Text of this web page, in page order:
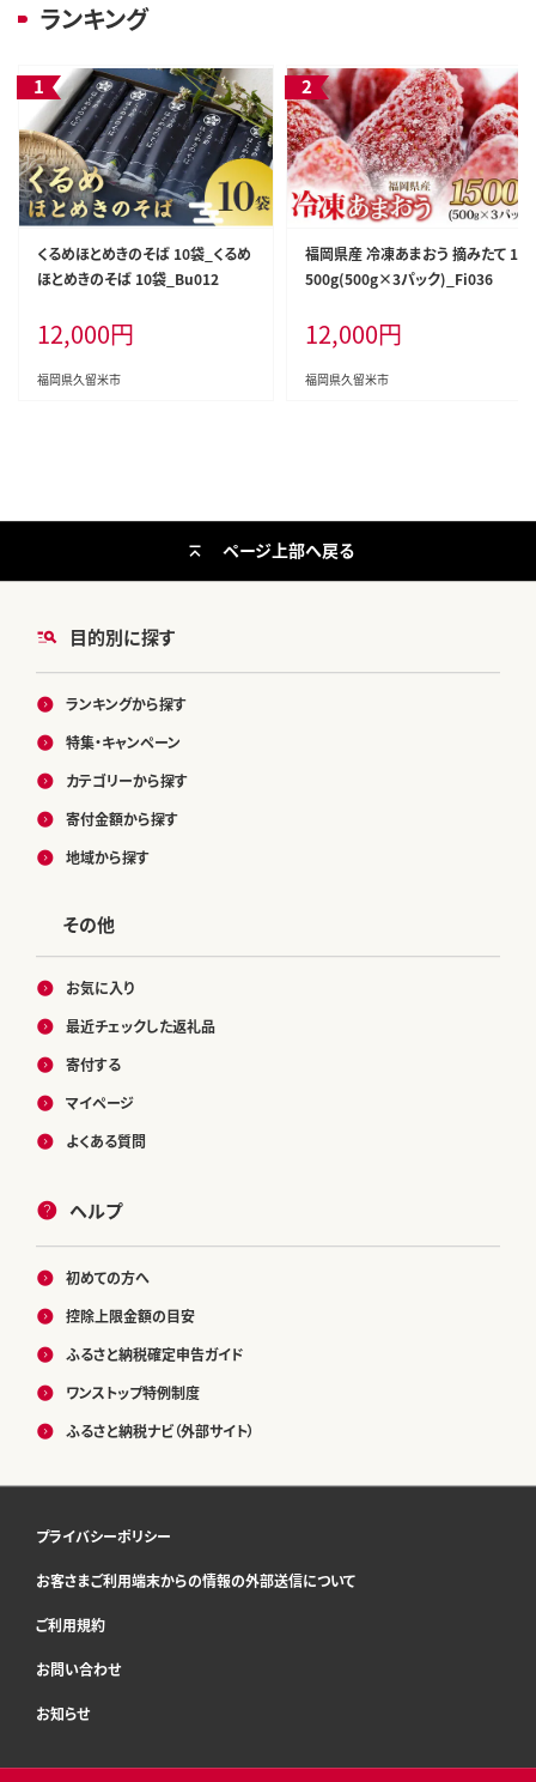
ランキング
くるめほとめきのそば 10袋_くるめ
ほとめきのそば 10袋_Bu012
12,000円
福岡県久留米市
福岡県産 冷凍あまおう 摘みたて 1,
500g(500g×3パック)_Fi036
12,000円
福岡県久留米市
目的別に探す
ランキングから探す
特集・キャンペーン
カテゴリーから探す
寄付金額から探す
地域から探す
その他
お気に入り
最近チェックした返礼品
寄付する
マイページ
よくある質問
ヘルプ
初めての方へ
控除上限金額の目安
ふるさと納税確定申告ガイド
ワンストップ特例制度
ふるさと納税ナビ（外部サイト）
ページ上部へ戻る
プライバシーポリシー
お客さまご利用端末からの情報の外部送信について
ご利用規約
お問い合わせ
お知らせ